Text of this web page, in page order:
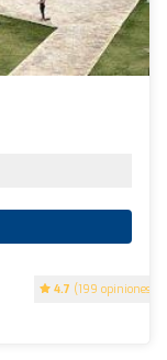
4.7 (199 opiniones)